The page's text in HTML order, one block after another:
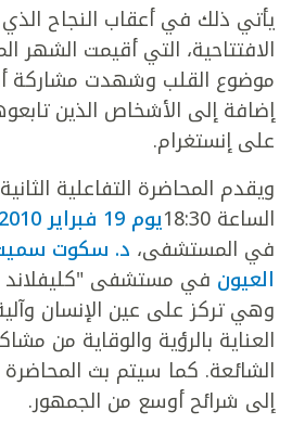
يأتي ذلك في أعقاب النجاح
الافتتاحية، التي أقيمت الشهر
إضافة إلى الأشخاص الذين
على إنستغرام.
ويقدم المحاضرة التفاعلية
الساعة 18:30
يوم 19 فبراير 2010
في المستشفى، د. سكوت
العيون في مستشفى "كليفلاند
وهي تركز على عين الإنسان
العناية بالرؤية والوقاية من
الشائعة. كما سيتم بث المحاضرة
إلى شرائح أوسع من الجمهور.